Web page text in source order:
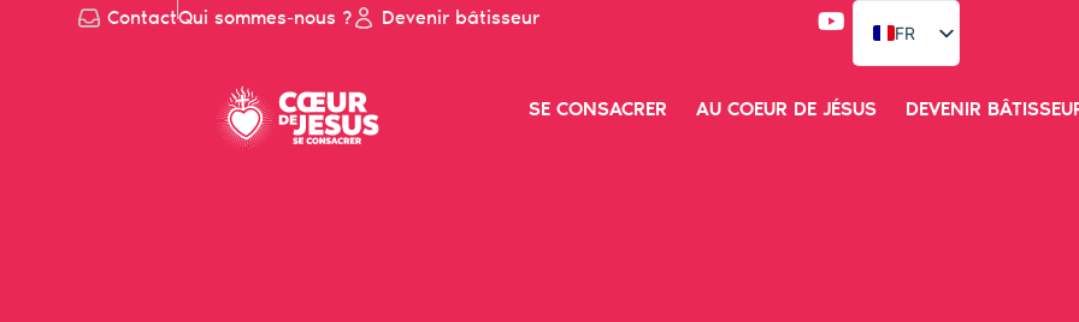
ContactQui sommes-nous ? Devenir bâtisseur
FR
ES
EN
SE CONSACRER AU COEUR DE JÉSUS DEVENIR